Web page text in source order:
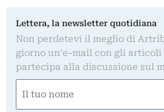
Lettera, la newsletter quotidiana
Non perdetevi il meglio di
giorno un'e-mail con gli articoli
partecipa alla discussione sul
(Required)